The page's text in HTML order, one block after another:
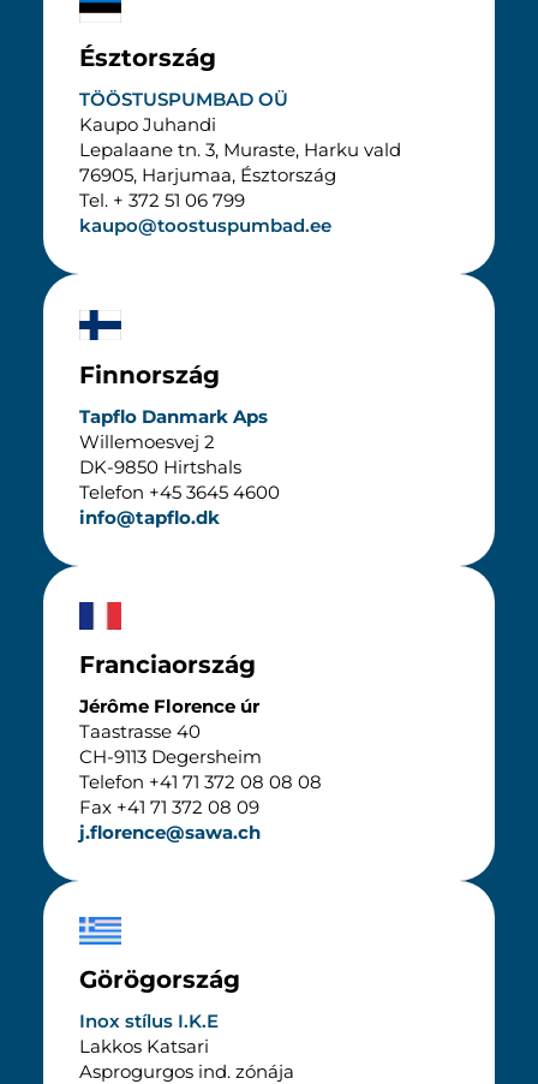
Észtország
TÖÖSTUSPUMBAD OÜ
Kaupo Juhandi
Lepalaane tn. 3, Muraste, Harku vald
76905, Harjumaa, Észtország
Tel. + 372 51 06 799
kaupo@toostuspumbad.ee
Finnország
Tapflo Danmark Aps
Willemoesvej 2
DK-9850 Hirtshals
Telefon +45 3645 4600
info@tapflo.dk
Franciaország
Jérôme Florence úr
Taastrasse 40
CH-9113 Degersheim
Telefon +41 71 372 08 08 08
Fax +41 71 372 08 09
j.florence@sawa.ch
Görögország
Inox stílus I.K.E
Lakkos Katsari
Asprogurgos ind. zónája